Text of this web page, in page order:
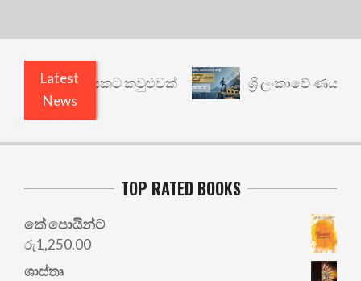
Latest
News
යථාර්ථයකට කවුළුවක් ශ්‍රී ලංකාවේ ණය
TOP RATED BOOKS
කේ පොයින්ට්
රු1,250.00
ශාස්තෘ